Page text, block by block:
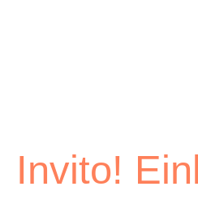
Vermischtes
Invito!